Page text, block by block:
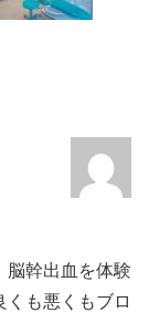
幹出血を体験
くも悪くもブロ